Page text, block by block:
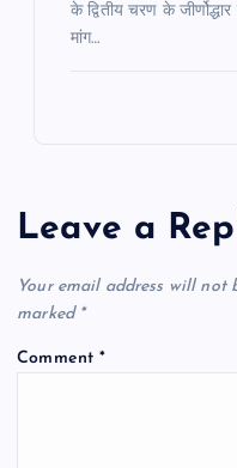
के द्वितीय चरण के
मांग…
Leave a
Your email address will not
marked *
Comment*